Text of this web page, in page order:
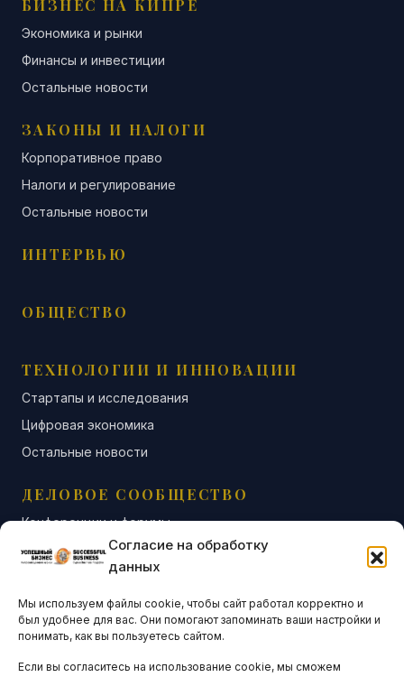
Согласие на обработку
данных
Мы используем файлы cookie, чтобы сайт работал корректно и
был удобнее для вас. Они помогают запоминать ваши настройки и
понимать, как вы пользуетесь сайтом.
Если вы согласитесь на использование cookie, мы сможем
БИЗНЕС НА КИПРЕ
Экономика и рынки
Финансы и инвестиции
Остальные новости
ЗАКОНЫ И НАЛОГИ
Корпоративное право
Налоги и регулирование
Остальные новости
ИНТЕРВЬЮ
ОБЩЕСТВО
ТЕХНОЛОГИИ И ИННОВАЦИИ
Стартапы и исследования
Цифровая экономика
Остальные новости
ДЕЛОВОЕ СООБЩЕСТВО
Конференции и форумы
Бизнес-клубы и ассоциации
Остальные новости
АНАЛИТИКА И СТАТИСТИКА